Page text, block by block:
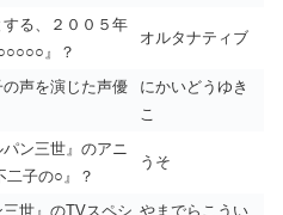
る、２００５年
』？
オルタナティブ
声を演じた声優
にかいどうゆき
こ
ン三世』のアニ
子の○』？
うそ
世』のTVスペシ やまでらこうい